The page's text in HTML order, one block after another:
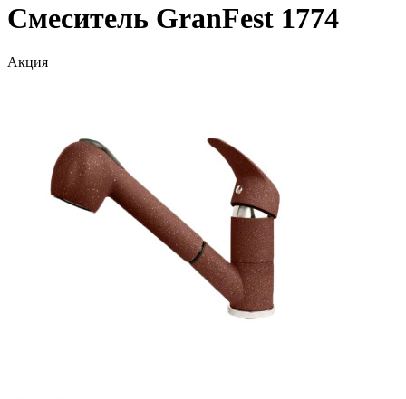
Смеситель GranFest 1774
Акция